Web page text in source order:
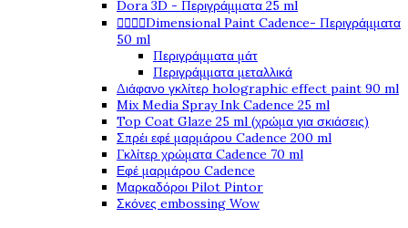
Dora 3D - Περιγράμματα 25 ml
Dimensional Paint Cadence- Περιγράμματα
50 ml
Περιγράμματα μάτ
Περιγράμματα μεταλλικά
Διάφανο γκλίτερ holographic effect paint 90 ml
Mix Media Spray Ink Cadence 25 ml
Top Coat Glaze 25 ml (χρώμα για σκιάσεις)
Σπρέι εφέ μαρμάρου Cadence 200 ml
Γκλίτερ χρώματα Cadence 70 ml
Εφέ μαρμάρου Cadence
Μαρκαδόροι Pilot Pintor
Σκόνες embossing Wow